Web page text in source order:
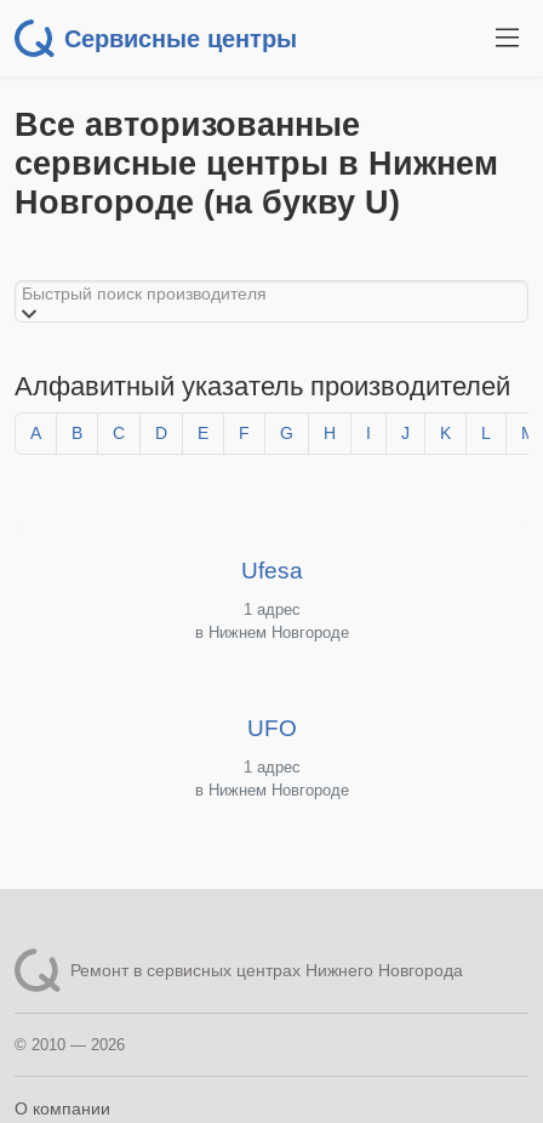
Сервисные центры
Все авторизованные
сервисные центры в Нижнем
Новгороде (на букву U)
Быстрый поиск производителя
Алфавитный указатель производителей
A B C D E F G H I J K L M
Ufesa
1 адрес
в Нижнем Новгороде
UFO
1 адрес
в Нижнем Новгороде
Ремонт в сервисных центрах Нижнего Новгорода
© 2010 — 2026
О компании